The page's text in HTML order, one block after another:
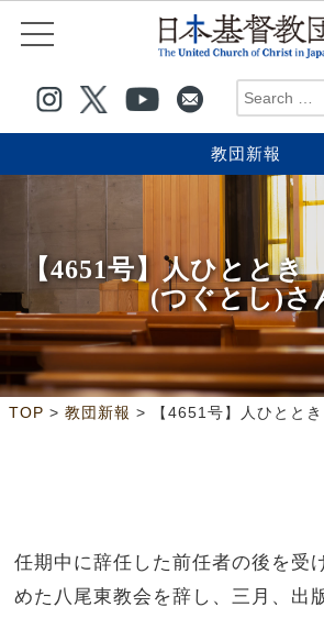
教団新報
【4651号】人ひとと
(つぐとし)さ
TOP > 教団新報 >
任期中に辞任した前任者の後を受
めた八尾東教会を辞し、三月、出